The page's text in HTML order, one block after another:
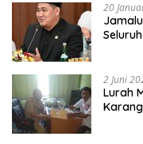
20
2 Juni
Lurah